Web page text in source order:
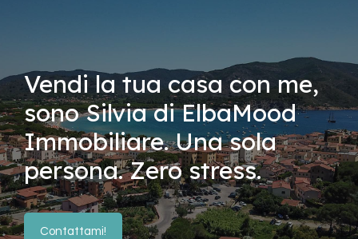
Vendi la tua casa con me,
sono Silvia di ElbaMood
Immobiliare. Una sola
persona. Zero stress.
Contattami!